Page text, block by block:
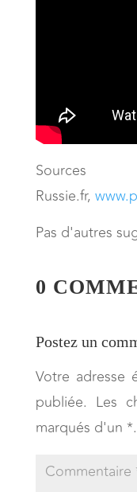
Russie.fr,
Pas d'autres
0
Postez un
Votre adresse
publiée. Les
marqués d'un *.